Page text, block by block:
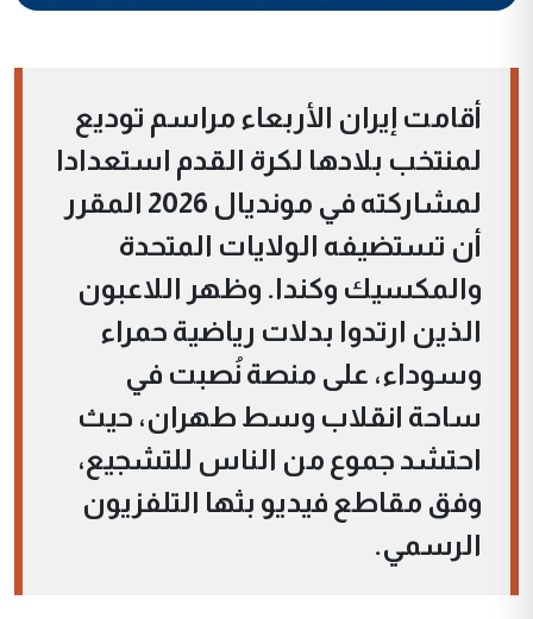
أقامت إيران الأربعاء مراسم توديع
لمنتخب بلادها لكرة القدم استعدادا
لمشاركته في مونديال 2026 المقرر
أن تستضيفه الولايات المتحدة
والمكسيك وكندا. وظهر اللاعبون
الذين ارتدوا بدلات رياضية حمراء
وسوداء، على منصة نُصبت في
ساحة انقلاب وسط طهران، حيث
احتشد جموع من الناس للتشجيع،
وفق مقاطع فيديو بثها التلفزيون
الرسمي.